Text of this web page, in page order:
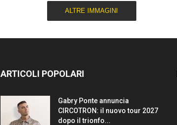
ALTRE IMMAGINI
ARTICOLI POPOLARI
Gabry Ponte annuncia
CIRCOTRON: il nuovo tour 2027
dopo il trionfo...